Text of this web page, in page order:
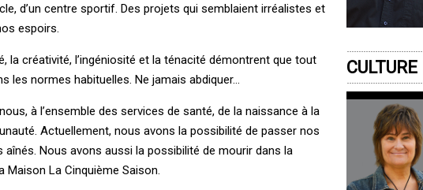
d’un centre sportif. Des projets qui semblaient irréalistes et
espoirs.
créativité, l’ingéniosité et la ténacité démontrent que tout
les normes habituelles. Ne jamais abdiquer…
à l’ensemble des services de santé, de la naissance à la
Actuellement, nous avons la possibilité de passer nos
Nous avons aussi la possibilité de mourir dans la
­Maison ­La ­Cinquième ­Saison.
CULTURE